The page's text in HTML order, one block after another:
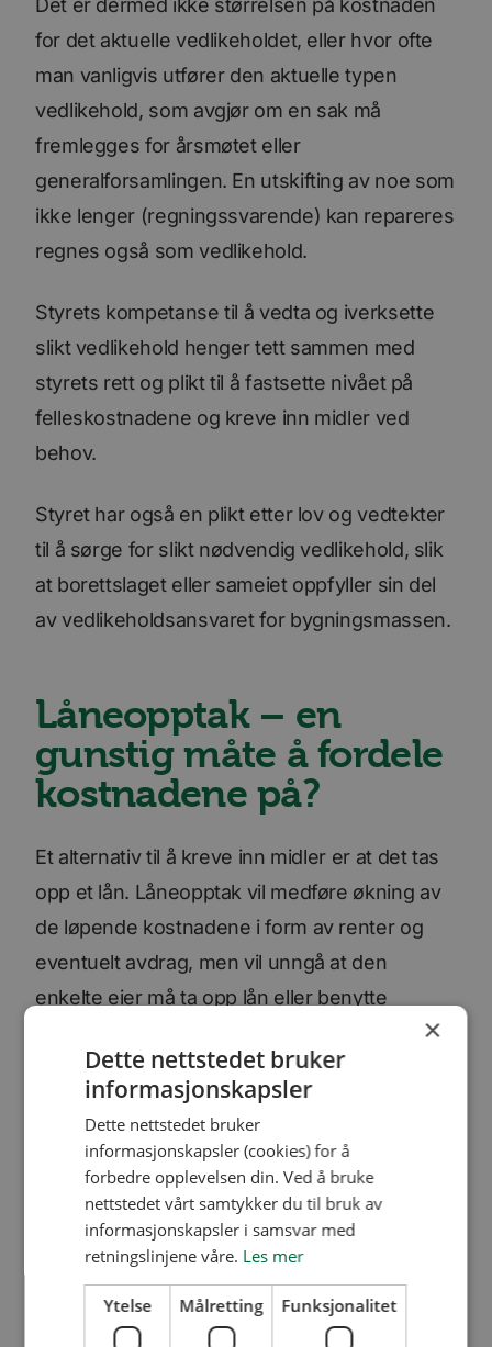
for det aktuelle vedlikeholdet, eller hvor ofte
man vanligvis utfører den aktuelle typen
vedlikehold, som avgjør om en sak må
fremlegges for årsmøtet eller
generalforsamlingen. En utskifting av noe som
ikke lenger (regningssvarende) kan repareres
regnes også som vedlikehold.
Styrets kompetanse til å vedta og iverksette
slikt vedlikehold henger tett sammen med
styrets rett og plikt til å fastsette nivået på
felleskostnadene og kreve inn midler ved
behov.
Styret har også en plikt etter lov og vedtekter
til å sørge for slikt nødvendig vedlikehold, slik
at borettslaget eller sameiet oppfyller sin del
av vedlikeholdsansvaret for bygningsmassen.
Låneopptak – en
gunstig måte å fordele
kostnadene på?
Et alternativ til å kreve inn midler er at det tas
opp et lån. Låneopptak vil medføre økning av
de løpende kostnadene i form av renter og
eventuelt avdrag, men vil unngå at den
enkelte eier må ta opp lån eller benytte
Større vedlikeholdsarbeider der det er naturlig
å vurdere lånefinansiering vil normalt gjelde
tiltak som er ment å ha lang varighet – som
eksempel nytt tak som skal vare i nye 30 år.
Ved et låneopptak vil kostnaden fordeles ut
over det nye takets levetid. Alle som er eiere i
den perioden, vil dermed være med og dele
på kostnaden.
×
Dette nettstedet bruker
informasjonskapsler
Dette nettstedet bruker
informasjonskapsler (cookies) for å
forbedre opplevelsen din. Ved å bruke
nettstedet vårt samtykker du til bruk av
informasjonskapsler i samsvar med
retningslinjene våre. Les mer
Ytelse Målretting Funksjonalitet